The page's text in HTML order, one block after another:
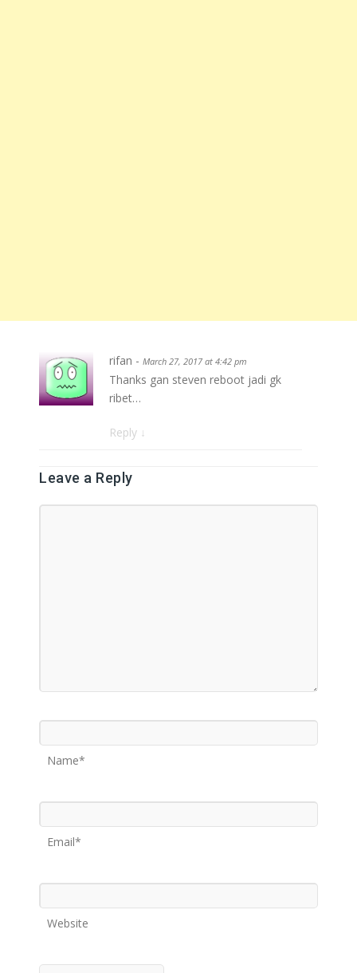
rifan - March 27, 2017 at 4:42 pm
Thanks gan steven reboot jadi gk
ribet…
Reply ↓
Leave a Reply
Name*
Email*
Website